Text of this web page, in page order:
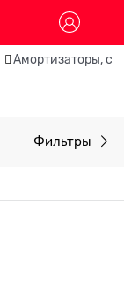
Амортизаторы,
Фильтры